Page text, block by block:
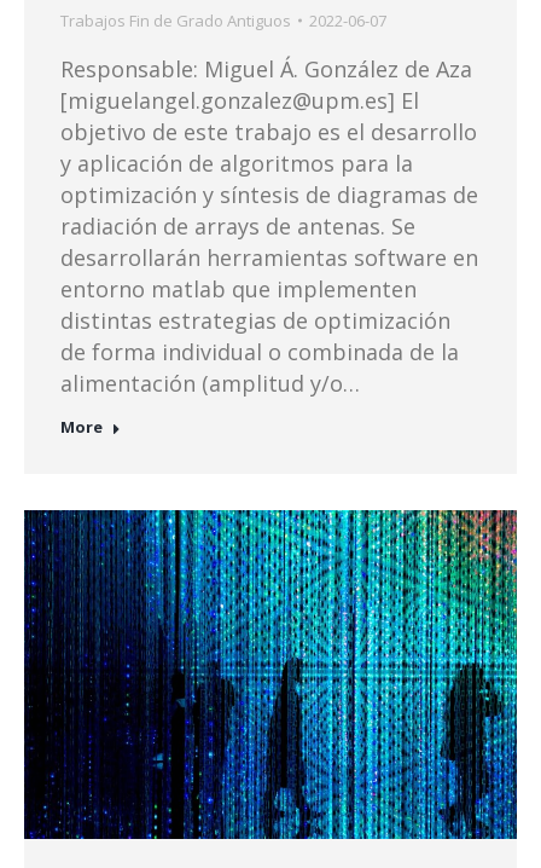
Trabajos Fin de Grado Antiguos 2022-06-07
Responsable: Miguel Á. González de Aza
[miguelangel.gonzalez@upm.es] El
objetivo de este trabajo es el desarrollo
y aplicación de algoritmos para la
optimización y síntesis de diagramas de
radiación de arrays de antenas. Se
desarrollarán herramientas software en
entorno matlab que implementen
distintas estrategias de optimización
de forma individual o combinada de la
alimentación (amplitud y/o…
More